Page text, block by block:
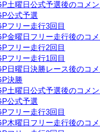
土曜日公式予選後のコメ
公式予選
フリー走行3回目
金曜日フリー走行後のコ
フリー走行2回目
フリー走行1回目
日曜日決勝レース後のコ
決勝
土曜日公式予選後のコメ
公式予選
フリー走行3回目
木曜日フリー走行後のコ